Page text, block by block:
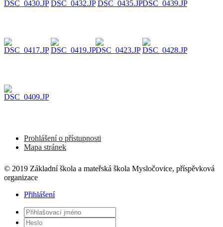
Prohlášení o přístupnosti
Mapa stránek
© 2019 Základní škola a mateřská škola Mysločovice, příspěvková
organizace
Přihlášení